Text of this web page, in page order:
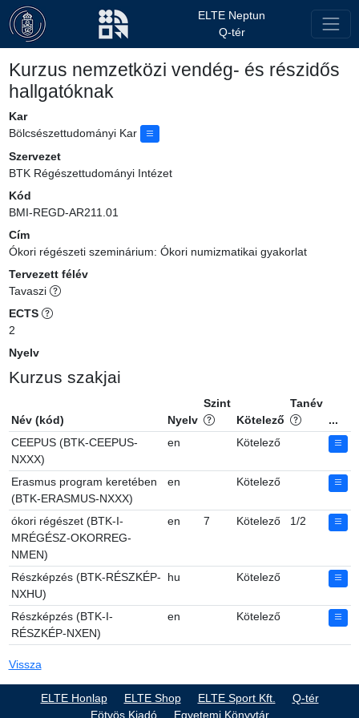
ELTE Neptun
Q-tér
Kurzus nemzetközi vendég- és részidős
hallgatóknak
Kar
Bölcsészettudományi Kar
Szervezet
BTK Régészettudományi Intézet
Kód
BMI-REGD-AR211.01
Cím
Ókori régészeti szeminárium: Ókori numizmatikai gyakorlat
Tervezett félév
Tavaszi
ECTS
2
Nyelv
Kurzus szakjai
Név (kód) Nyelv
Szint
Kötelező
Tanév
...
CEEPUS (BTK-CEEPUS-
NXXX)
en Kötelező
Erasmus program keretében
(BTK-ERASMUS-NXXX)
en Kötelező
ókori régészet (BTK-I-
MRÉGÉSZ-OKORREG-
NMEN)
en 7 Kötelező 1/2
Részképzés (BTK-RÉSZKÉP-
NXHU)
hu Kötelező
Részképzés (BTK-I-
RÉSZKÉP-NXEN)
en Kötelező
Vissza
ELTE Honlap ELTE Shop ELTE Sport Kft.
Q-tér
Eötvös Kiadó
Egyetemi Könyvtár